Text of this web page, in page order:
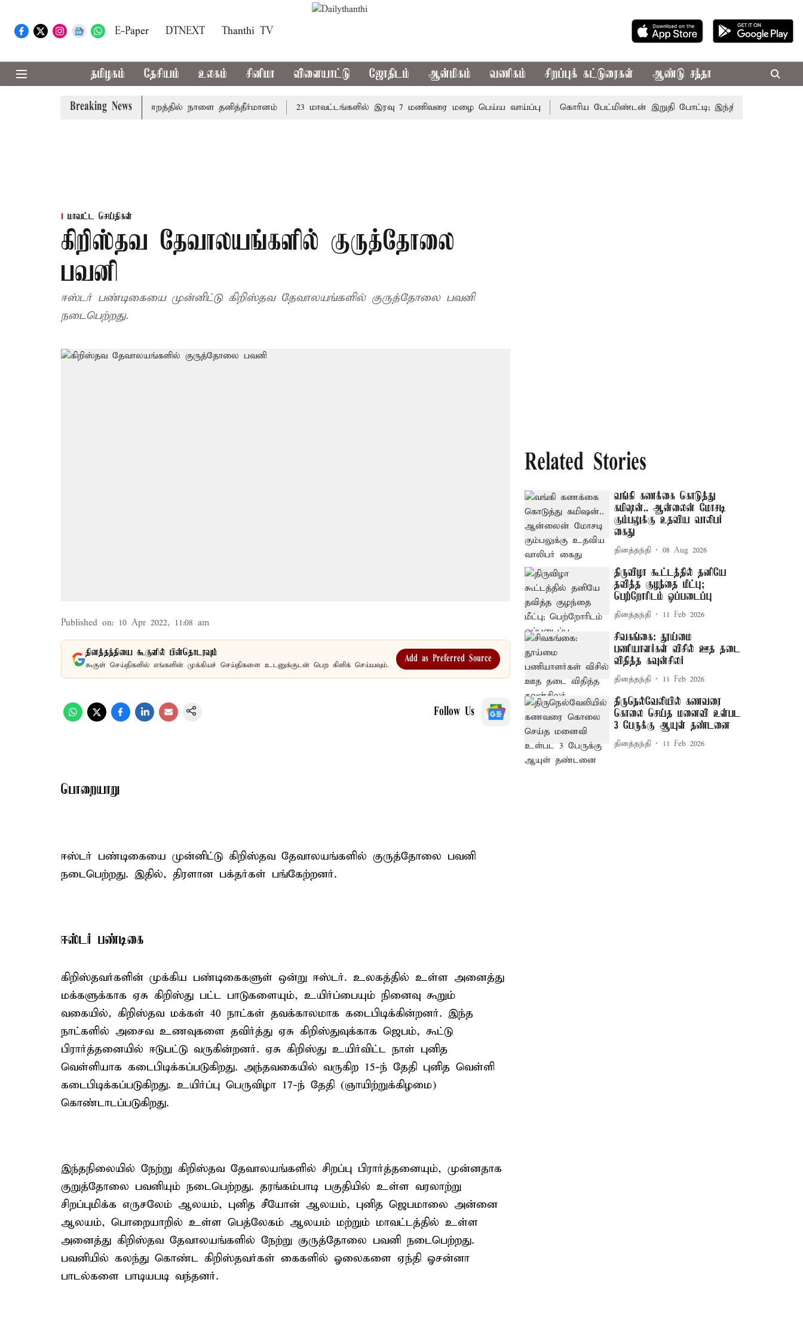
E-Paper DTNEXT Thanthi TV
தமிழகம் தேசியம் உலகம் சினிமா விளையாட்டு ஜோதிடம் ஆன்மிகம் வணிகம் சிறப்புக் கட்டுரைகள் ஆண்டு சந்தா
Breaking News
தமிழ்த்தாய் வாழ்த்து: சட்டமன்றத்தில் நாளை தனித்தீர்மானம் 23 மாவட்டங்களில் இரவு 7 மணிவரை மழை பெய்ய வாய்ப்பு கொரிய பேட்மிண்டன் இறுதி போட்டி; இந்திய வீராங்கனை
மாவட்ட செய்திகள்
கிறிஸ்தவ தேவாலயங்களில் குருத்தோலை
பவனி
ஈஸ்டர் பண்டிகையை முன்னிட்டு கிறிஸ்தவ தேவாலயங்களில் குருத்தோலை பவனி
நடைபெற்றது.
Published on: 10 Apr 2022, 11:08 am
தினத்தந்தியை கூகுளில் பின்தொடரவும்
கூகுள் செய்திகளில் எங்களின் முக்கியச் செய்திகளை உடனுக்குடன் பெற கிளிக் செய்யவும்.
Add as Preferred Source
Follow Us
பொறையாறு
ஈஸ்டர் பண்டிகையை முன்னிட்டு கிறிஸ்தவ தேவாலயங்களில் குருத்தோலை பவனி
நடைபெற்றது. இதில், திரளான பக்தர்கள் பங்கேற்றனர்.
ஈஸ்டர் பண்டிகை
கிறிஸ்தவர்களின் முக்கிய பண்டிகைகளுள் ஒன்று ஈஸ்டர். உலகத்தில் உள்ள அனைத்து
மக்களுக்காக ஏசு கிறிஸ்து பட்ட பாடுகளையும், உயிர்ப்பையும் நினைவு கூறும்
வகையில், கிறிஸ்தவ மக்கள் 40 நாட்கள் தவக்காலமாக கடைபிடிக்கின்றனர். இந்த
நாட்களில் அசைவ உணவுகளை தவிர்த்து ஏசு கிறிஸ்துவுக்காக ஜெபம், கூட்டு
பிரார்த்தனையில் ஈடுபட்டு வருகின்றனர். ஏசு கிறிஸ்து உயிர்விட்ட நாள் புனித
வெள்ளியாக கடைபிடிக்கப்படுகிறது. அந்தவகையில் வருகிற 15-ந் தேதி புனித வெள்ளி
கடைபிடிக்கப்படுகிறது. உயிர்ப்பு பெருவிழா 17-ந் தேதி (ஞாயிற்றுக்கிழமை)
கொண்டாடப்படுகிறது.
இந்தநிலையில் நேற்று கிறிஸ்தவ தேவாலயங்களில் சிறப்பு பிரார்த்தனையும், முன்னதாக
குறுத்தோலை பவனியும் நடைபெற்றது. தரங்கம்பாடி பகுதியில் உள்ள வரலாற்று
சிறப்புமிக்க எருசலேம் ஆலயம், புனித சீயோன் ஆலயம், புனித ஜெபமாலை அன்னை
ஆலயம், பொறையாறில் உள்ள பெத்லேகம் ஆலயம் மற்றும் மாவட்டத்தில் உள்ள
அனைத்து கிறிஸ்தவ தேவாலயங்களில் நேற்று குருத்தோலை பவனி நடைபெற்றது.
பவனியில் கலந்து கொண்ட கிறிஸ்தவர்கள் கைகளில் ஓலைகளை ஏந்தி ஓசன்னா
பாடல்களை பாடியபடி வந்தனர்.
Related Stories
வங்கி கணக்கை கொடுத்து
கமிஷன்.. ஆன்லைன் மோசடி
கும்பலுக்கு உதவிய வாலிபர்
கைது
தினத்தந்தி 08 Aug 2026
திருவிழா கூட்டத்தில் தனியே
தவித்த குழந்தை மீட்பு;
பெற்றோரிடம் ஒப்படைப்பு
தினத்தந்தி 11 Feb 2026
சிவகங்கை: தூய்மை
பணியாளர்கள் விசில் ஊத தடை
விதித்த கவுன்சிலர்
தினத்தந்தி 11 Feb 2026
திருநெல்வேலியில் கணவரை
கொலை செய்த மனைவி உள்பட
3 பேருக்கு ஆயுள் தண்டனை
தினத்தந்தி 11 Feb 2026